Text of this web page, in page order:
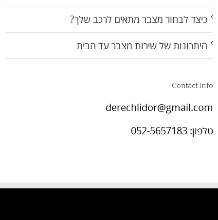
כיצד לבחור מצבר מתאים לרכב שלך?
היתרונות של שירות מצבר עד הבית
Contact Info
derechlidor@gmail.com
טלפון: 052-5657183